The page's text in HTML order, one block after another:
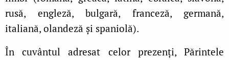
rusă, engleză, bulgară, franceză, germană,
italiană, olandeză și spaniolă).
În cuvântul adresat celor prezenți, Părintele